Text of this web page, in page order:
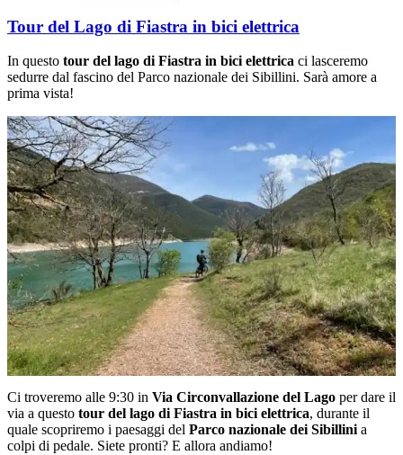
Tour del Lago di Fiastra in bici elettrica
In questo tour del lago di Fiastra in bici elettrica ci lasceremo
sedurre dal fascino del Parco nazionale dei Sibillini. Sarà amore a
prima vista!
Ci troveremo alle 9:30 in Via Circonvallazione del Lago per dare il
via a questo tour del lago di Fiastra in bici elettrica, durante il
quale scopriremo i paesaggi del Parco nazionale dei Sibillini a
colpi di pedale. Siete pronti? E allora andiamo!